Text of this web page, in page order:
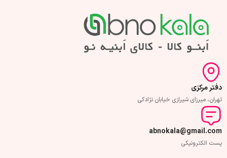
دفتر مرکزی
تهران، میرزای شیرازی خیابان نژادکی
abnokala@gmail.com
پست الکترونیکی